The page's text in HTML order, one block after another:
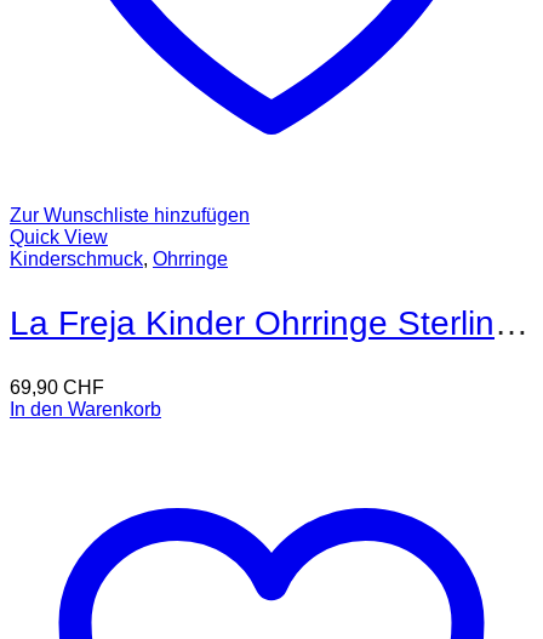
Zur Wunschliste hinzufügen
Quick View
Kinderschmuck, Ohrringe
La Freja Kinder Ohrringe Sterling Silber
69,90 CHF
In den Warenkorb